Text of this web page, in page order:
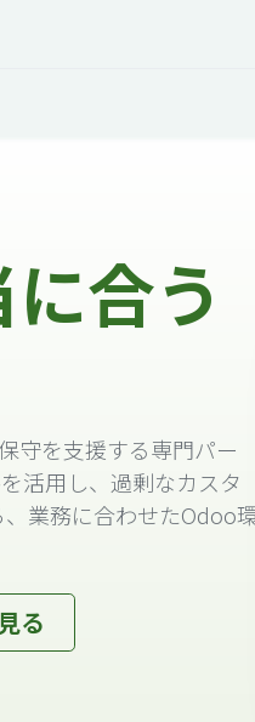
合う
守を支援する専門パー
活用し、過剰なカスタ
業務に合わせたOdoo
る